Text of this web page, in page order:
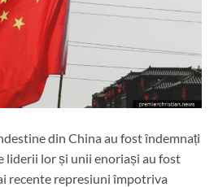
din China au fost îndemnați
liderii lor și unii enoriași au fost
recente represiuni împotriva